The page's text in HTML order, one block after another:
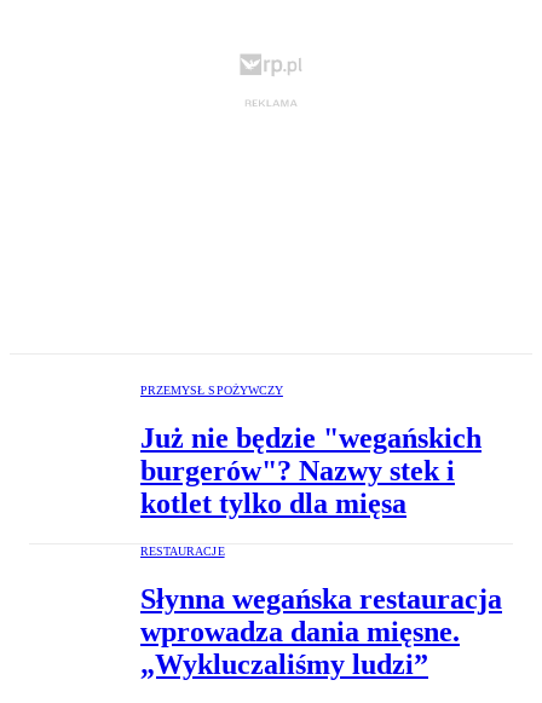
PRZEMYSŁ SPOŻYWCZY
Już nie będzie "wegańskich
burgerów"? Nazwy stek i
kotlet tylko dla mięsa
RESTAURACJE
Słynna wegańska restauracja
wprowadza dania mięsne.
„Wykluczaliśmy ludzi”